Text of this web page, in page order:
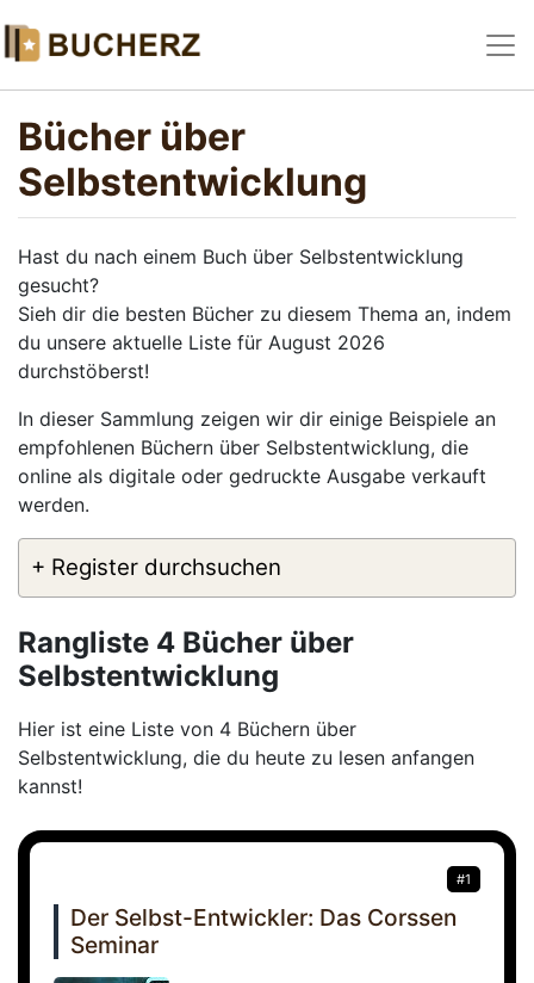
Bücher über
Selbstentwicklung
Hast du nach einem Buch über Selbstentwicklung
gesucht?
Sieh dir die besten Bücher zu diesem Thema an, indem
du unsere aktuelle Liste für August 2026
durchstöberst!
In dieser Sammlung zeigen wir dir einige Beispiele an
empfohlenen Büchern über Selbstentwicklung, die
online als digitale oder gedruckte Ausgabe verkauft
werden.
+ Register durchsuchen
Rangliste 4 Bücher über
Selbstentwicklung
Hier ist eine Liste von 4 Büchern über
Selbstentwicklung, die du heute zu lesen anfangen
kannst!
#1
Der Selbst-Entwickler: Das Corssen
Seminar